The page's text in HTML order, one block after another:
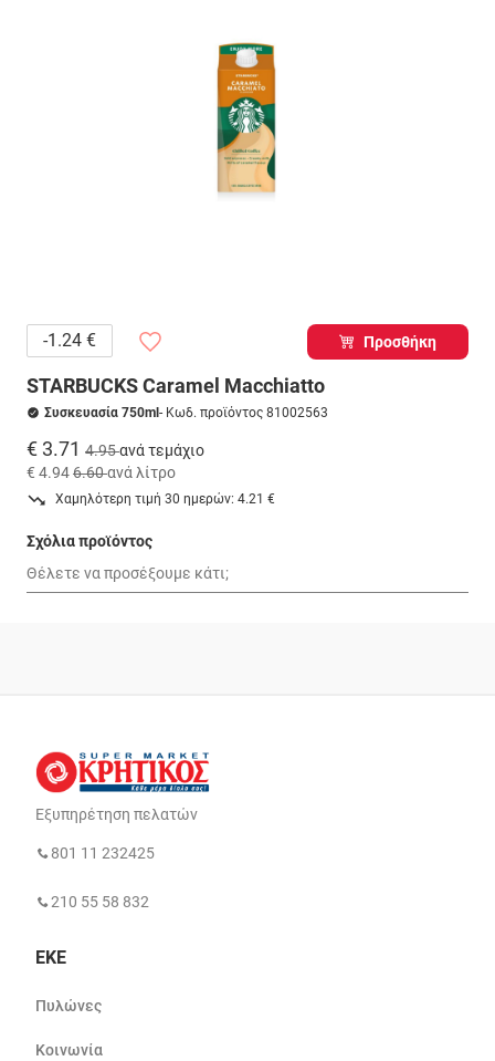
-1.24 € Προσθήκη
STARBUCKS Caramel Macchiatto
Συσκευασία 750ml - Κωδ. προϊόντος 81002563
€ 3.71 4.95ανά τεμάχιο
€ 4.946.60ανά λίτρο
Χαμηλότερη τιμή 30 ημερών: 4.21 €
Σχόλια προϊόντος
Εξυπηρέτηση πελατών
801 11 232425
210 55 58 832
ΕΚΕ
Πυλώνες
Κοινωνία